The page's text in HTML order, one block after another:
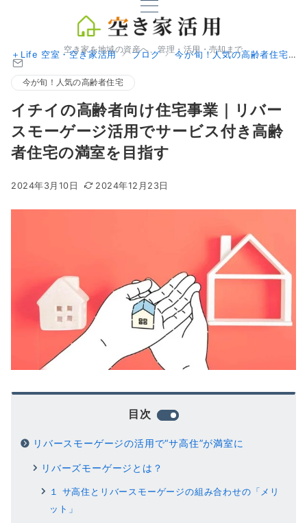
空き家を地域の資産へ、管理・活用・売却まで
＋Life 空室・空き家活用 ブログ 今が旬！人気の高齢者住宅
今が旬！人気の高齢者住宅
イチイの高齢者向け住宅事業｜リバー
スモーゲージ活用でサービス付き高齢
者住宅の満室を目指す
2024年3月10日 2024年12月23日
目次
リバースモーゲージの活用で“サ高住”が満室に
リバーズモーゲージとは？
１ サ高住とリバースモーゲージの組み合わせの「メリ
ット」